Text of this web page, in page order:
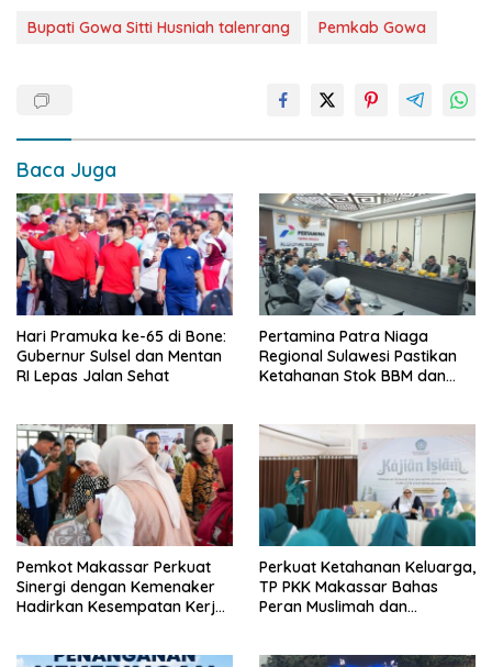
Bupati Gowa Sitti Husniah talenrang Pemkab Gowa
Baca Juga
Hari Pramuka ke-65 di Bone:
Gubernur Sulsel dan Mentan
RI Lepas Jalan Sehat
Pertamina Patra Niaga
Regional Sulawesi Pastikan
Ketahanan Stok BBM dan
Pemkot Makassar Perkuat
Sinergi dengan Kemenaker
Hadirkan Kesempatan Kerja
Perkuat Ketahanan Keluarga,
TP PKK Makassar Bahas
Peran Muslimah dan